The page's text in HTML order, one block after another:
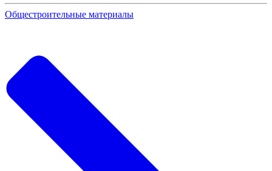
Общестроительные материалы